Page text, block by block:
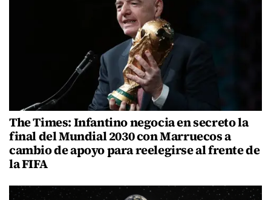
The Times: Infantino negocia en secreto la
final del Mundial 2030 con Marruecos a
cambio de apoyo para reelegirse al frente de
la FIFA